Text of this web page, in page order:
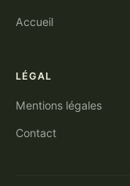
Accueil
LÉGAL
Mentions légales
Contact